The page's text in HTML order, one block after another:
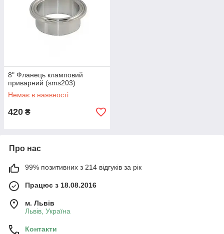
8" Фланець кламповий
приварний (sms203)
Немає в наявності
420 ₴
Про нас
99% позитивних з 214 відгуків за рік
Працює з 18.08.2016
м. Львів
Львів, Україна
Контакти